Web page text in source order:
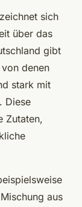
zeichnet sich
über das
gibt
denen
stark mit
Diese
Zutaten,
aus